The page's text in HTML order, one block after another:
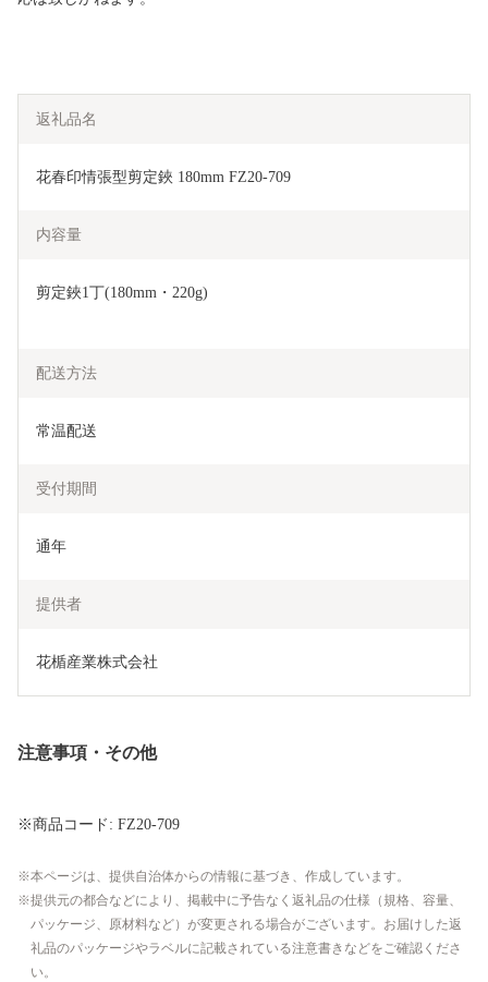
返礼品名
花春印情張型剪定鋏 180mm FZ20-709
内容量
剪定鋏1丁(180mm・220g)
配送方法
常温配送
受付期間
通年
提供者
花楯産業株式会社
注意事項・その他
※商品コード: FZ20-709
本ページは、提供自治体からの情報に基づき、作成しています。
提供元の都合などにより、掲載中に予告なく返礼品の仕様（規格、容量、
パッケージ、原材料など）が変更される場合がございます。お届けした返
礼品のパッケージやラベルに記載されている注意書きなどをご確認くださ
い。